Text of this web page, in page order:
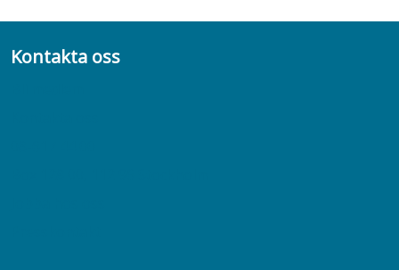
Kontakta oss